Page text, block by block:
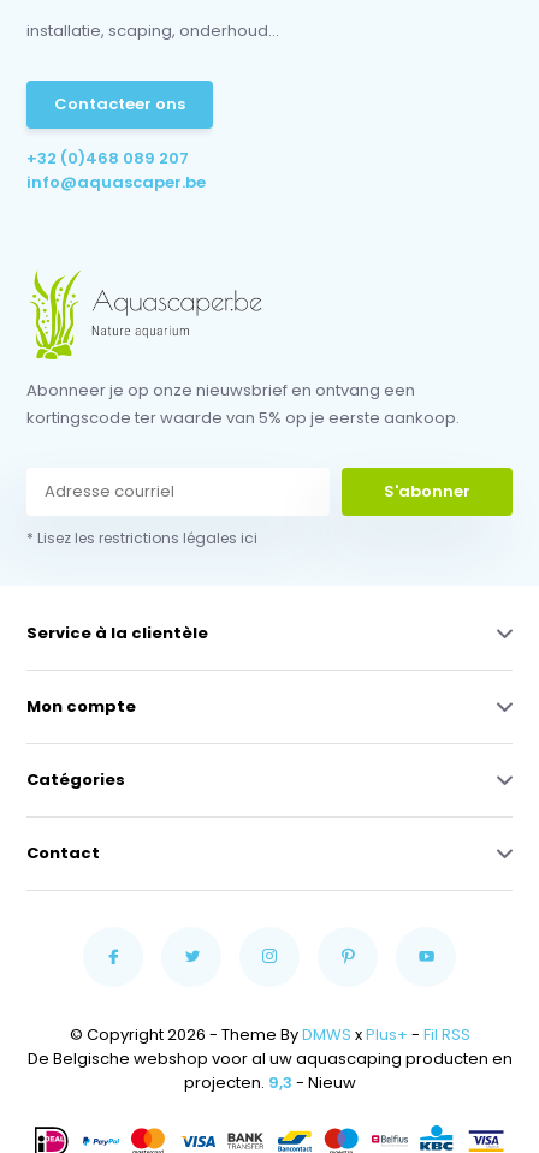
installatie, scaping, onderhoud...
Contacteer ons
+32 (0)468 089 207
info@aquascaper.be
Abonneer je op onze nieuwsbrief en ontvang een
kortingscode ter waarde van 5% op je eerste aankoop.
S'abonner
* Lisez les restrictions légales ici
Service à la clientèle
Mon compte
Catégories
Contact
© Copyright 2026 - Theme ByDMWS xPlus+ - Fil RSS
De Belgische webshop voor al uw aquascaping producten en
projecten. 9,3 - Nieuw